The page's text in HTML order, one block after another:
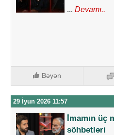
... Devamı..
Bəyən
29 İyun 2026 11:57
İmamın üç
söhbətləri